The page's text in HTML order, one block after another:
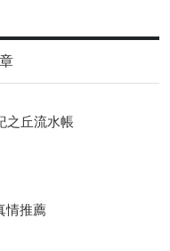
之丘流水帳
情推薦